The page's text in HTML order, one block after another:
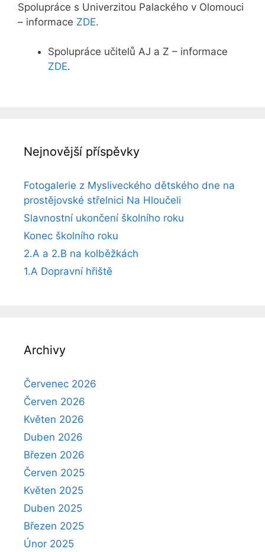
Spolupráce s Univerzitou Palackého v Olomouci
– informace ZDE.
Spolupráce učitelů AJ a Z – informace
ZDE.
Nejnovější příspěvky
Fotogalerie z Mysliveckého dětského dne na
prostějovské střelnici Na Hloučeli
Slavnostní ukončení školního roku
Konec školního roku
2.A a 2.B na kolběžkách
1.A Dopravní hřiště
Archivy
Červenec 2026
Červen 2026
Květen 2026
Duben 2026
Březen 2026
Červen 2025
Květen 2025
Duben 2025
Březen 2025
Únor 2025